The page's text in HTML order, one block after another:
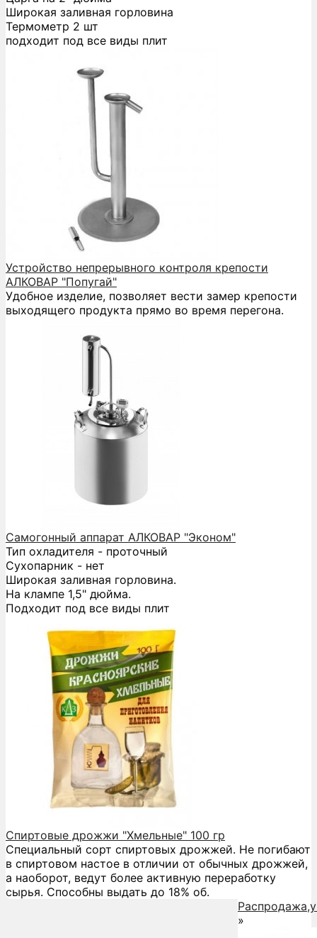
Широкая заливная горловина
Термометр 2 шт
подходит под все виды плит
Устройство непрерывного контроля крепости
АЛКОВАР "Попугай"
Удобное изделие, позволяет вести замер крепости
выходящего продукта прямо во время перегона.
Самогонный аппарат АЛКОВАР "Эконом"
Тип охладителя - проточный
Сухопарник - нет
Широкая заливная горловина.
На клампе 1,5" дюйма.
Подходит под все виды плит
Спиртовые дрожжи "Хмельные" 100 гр
Специальный сорт спиртовых дрожжей. Не погибают
в спиртовом настое в отличии от обычных дрожжей,
а наоборот, ведут более активную переработку
сырья. Способны выдать до 18% об.
»